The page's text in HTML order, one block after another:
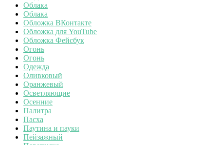
Облака
Облака
Обложка ВКонтакте
Обложка для YouTube
Обложка Фейсбук
Огонь
Огонь
Одежда
Оливковый
Оранжевый
Осветляющие
Осенние
Палитра
Пасха
Паутина и пауки
Пейзажный